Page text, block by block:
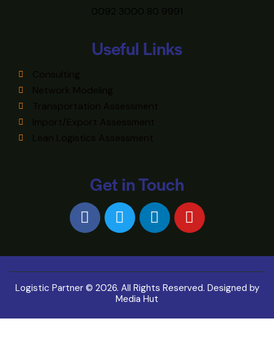
Useful Links
Get in Touch
Logistic Partner © 2026. All Rights Reserved. Designed by
Media Hut